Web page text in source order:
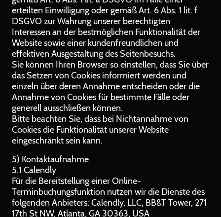
erteilten Einwilligung oder gemäß Art. 6 Abs. 1 lit. f
DSGVO zur Wahrung unserer berechtigten
Interessen an der bestmöglichen Funktionalität der
Website sowie einer kundenfreundlichen und
effektiven Ausgestaltung des Seitenbesuchs.
Sie können Ihren Browser so einstellen, dass Sie über
das Setzen von Cookies informiert werden und
einzeln über deren Annahme entscheiden oder die
Annahme von Cookies für bestimmte Fälle oder
generell ausschließen können.
Bitte beachten Sie, dass bei Nichtannahme von
Cookies die Funktionalität unserer Website
eingeschränkt sein kann.
5) Kontaktaufnahme
5.1 Calendly
Für die Bereitstellung einer Online-
Terminbuchungsfunktion nutzen wir die Dienste des
folgenden Anbieters: Calendly, LLC, BB&T Tower, 271
17th St NW, Atlanta, GA 30363, USA